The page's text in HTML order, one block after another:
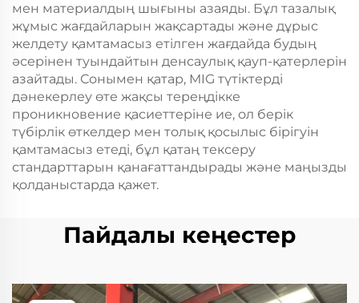
мен материалдың шығыны азаяды. Бұл тазалық
жұмыс жағдайларын жақсартады және дұрыс
желдету қамтамасыз етілген жағдайда будың
әсерінен туындайтын денсаулық қауп-қатерлерін
азайтады. Сонымен қатар, MIG түтіктерді
дәнекерлеу өте жақсы тереңдікке
проникновение қасиеттеріне ие, ол берік
түбірлік өткелдер мен толық қосылыс бірігуін
қамтамасыз етеді, бұл қатаң тексеру
стандарттарын қанағаттандырады және маңызды
қолданыстарда қажет.
Пайдалы кеңестер